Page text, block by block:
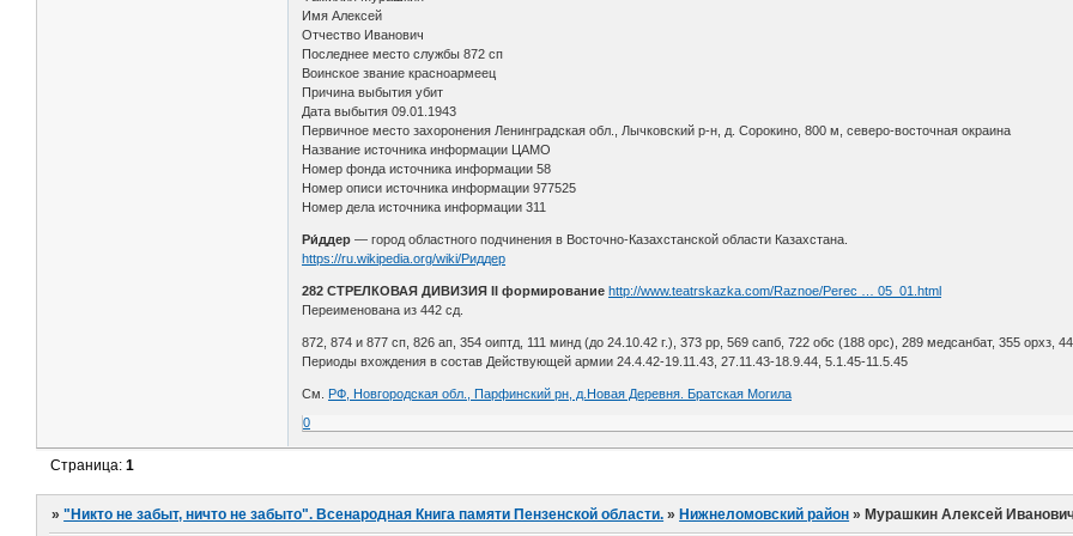
Имя Алексей
Отчество Иванович
Последнее место службы 872 сп
Воинское звание красноармеец
Причина выбытия убит
Дата выбытия 09.01.1943
Первичное место захоронения Ленинградская обл., Лычковский р-н, д. Сорокино, 800 м, северо-восточная окраина
Название источника информации ЦАМО
Номер фонда источника информации 58
Номер описи источника информации 977525
Номер дела источника информации 311
Ри́ддер— город областного подчинения в Восточно-Казахстанской области Казахстана.
https://ru.wikipedia.org/wiki/Риддер
282 СТРЕЛКОВАЯ ДИВИЗИЯ II формирование http://www.teatrskazka.com/Raznoe/Perec … 05_01.html
Переименована из 442 сд.
872, 874 и 877 сп, 826 ап, 354 оиптд, 111 минд (до 24.10.42 г.), 373 рр, 569 сапб, 722 обс (188 орс), 289 медсанбат, 355 орхз,
Периоды вхождения в состав Действующей армии 24.4.42-19.11.43, 27.11.43-18.9.44, 5.1.45-11.5.45
См. РФ, Новгородская обл., Парфинский рн, д.Новая Деревня. Братская Могила
0
Страница:1
»"Никто не забыт, ничто не забыто". Всенародная Книга памяти Пензенской области. » Нижнеломовский район » Мурашкин Алексей